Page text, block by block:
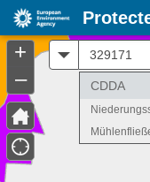
CDDA
+
–